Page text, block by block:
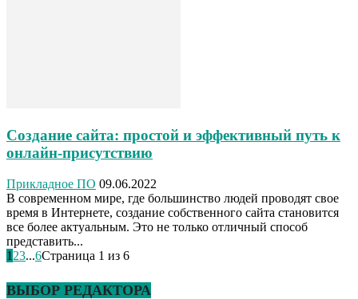
Создание сайта: простой и эффективный путь к
онлайн-присутствию
Прикладное ПО 09.06.2022
В современном мире, где большинство людей проводят свое
время в Интернете, создание собственного сайта становится
все более актуальным. Это не только отличный способ
представить...
1 23...6Страница 1 из 6
ВЫБОР РЕДАКТОРА